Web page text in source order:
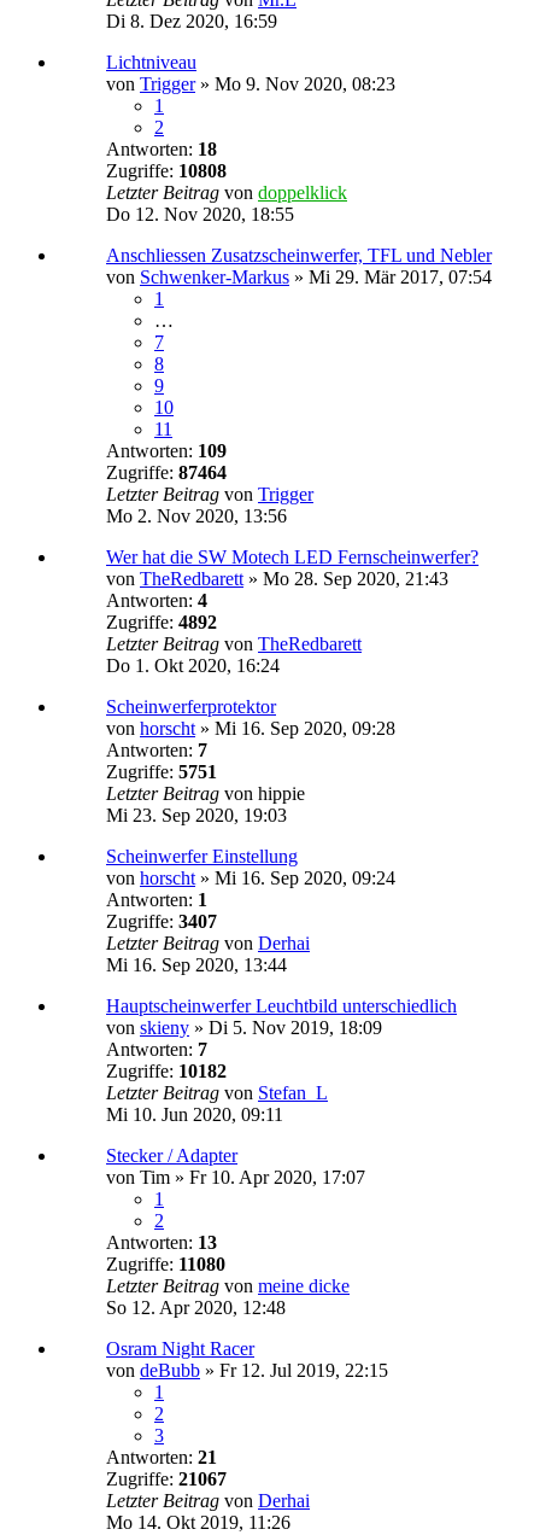
Di 8. Dez 2020, 16:59
Lichtniveau
von Trigger» Mo 9. Nov 2020, 08:23
1
2
Antworten: 18
Zugriffe: 10808
Letzter Beitrag von doppelklick
Do 12. Nov 2020, 18:55
Anschliessen Zusatzscheinwerfer, TFL und Nebler
von Schwenker-Markus » Mi 29. Mär 2017, 07:54
1
…
7
8
9
10
11
Antworten: 109
Zugriffe: 87464
Letzter Beitrag von Trigger
Mo 2. Nov 2020, 13:56
Wer hat die SW Motech LED Fernscheinwerfer?
von TheRedbarett » Mo 28. Sep 2020, 21:43
Antworten: 4
Zugriffe: 4892
Letzter Beitrag von TheRedbarett
Do 1. Okt 2020, 16:24
Scheinwerferprotektor
von horscht » Mi 16. Sep 2020, 09:28
Antworten: 7
Zugriffe: 5751
Letzter Beitrag von hippie
Mi 23. Sep 2020, 19:03
Scheinwerfer Einstellung
von horscht » Mi 16. Sep 2020, 09:24
Antworten: 1
Zugriffe: 3407
Letzter Beitrag von Derhai
Mi 16. Sep 2020, 13:44
Hauptscheinwerfer Leuchtbild unterschiedlich
von skieny » Di 5. Nov 2019, 18:09
Antworten: 7
Zugriffe: 10182
Letzter Beitrag von Stefan_L
Mi 10. Jun 2020, 09:11
Stecker / Adapter
von Tim » Fr 10. Apr 2020, 17:07
1
2
Antworten: 13
Zugriffe: 11080
Letzter Beitrag von meine dicke
So 12. Apr 2020, 12:48
Osram Night Racer
von deBubb » Fr 12. Jul 2019, 22:15
1
2
3
Antworten: 21
Zugriffe: 21067
Letzter Beitrag von Derhai
Mo 14. Okt 2019, 11:26